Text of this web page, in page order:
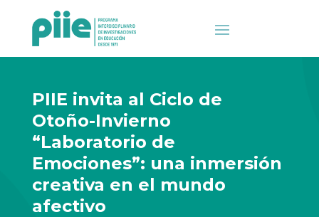
PIIE invita al Ciclo de
Otoño-Invierno
“Laboratorio de
Emociones”: una inmersión
creativa en el mundo
afectivo